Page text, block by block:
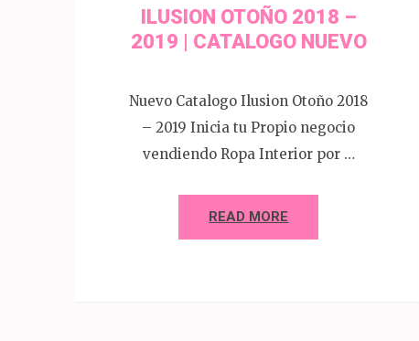
ILUSION OTOÑO 2018 –
2019 | CATALOGO NUEVO
Nuevo Catalogo Ilusion Otoño 2018
– 2019 Inicia tu Propio negocio
vendiendo Ropa Interior por …
READ MORE